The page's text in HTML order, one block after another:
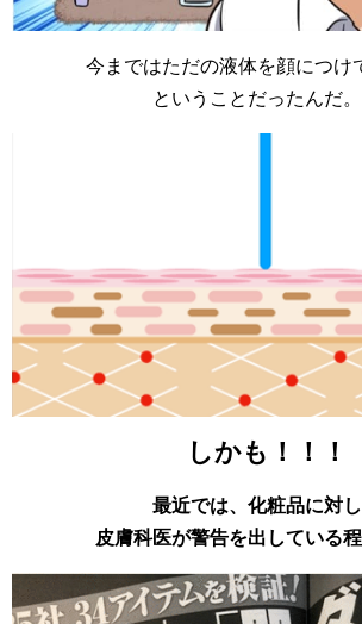
今まではただの液体を顔につけ
ということだったんだ。
しかも！！！
最近では、化粧品に対
皮膚科医が警告を出している程